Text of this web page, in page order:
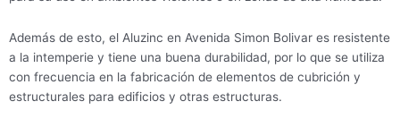
Además de esto, el Aluzinc en Avenida Simon Bolivar es resistente
a la intemperie y tiene una buena durabilidad, por lo que se utiliza
con frecuencia en la fabricación de elementos de cubrición y
estructurales para edificios y otras estructuras.